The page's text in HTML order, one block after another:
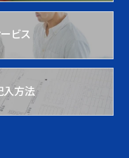
ビス
入方法